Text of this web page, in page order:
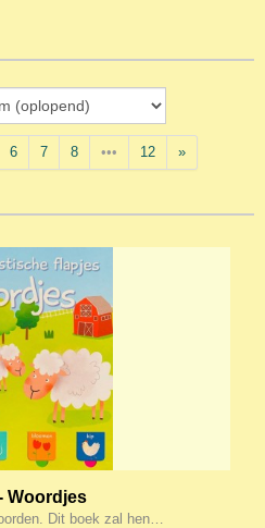
6 7 8 ••• 12 »
Woordjes
Dit boek zal hen…